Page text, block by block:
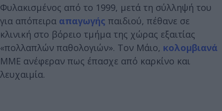
Φυλακισμένος από το 1999, μετά τη σύλληψή του
για απόπειρα απαγωγής παιδιού, πέθανε σε
κλινική στο βόρειο τμήμα της χώρας εξαιτίας
«πολλαπλών παθολογιών». Τον Μάιο, κολομβιανά
ΜΜΕ ανέφεραν πως έπασχε από καρκίνο και
λευχαιμία.